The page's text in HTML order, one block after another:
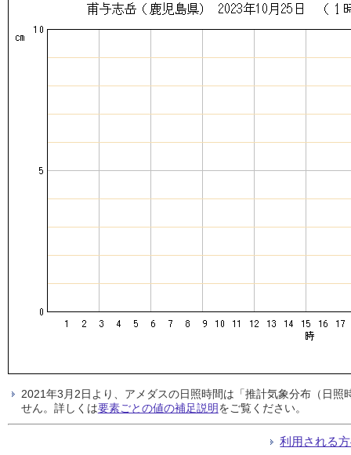
2021年3月2日より、アメダスの日照時間は「推計気象分布（日
せん。詳しくは要素ごとの値の補足説明をご覧ください。
利用される